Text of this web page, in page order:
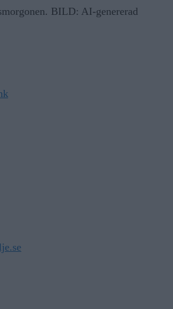
BILD: AI-genererad